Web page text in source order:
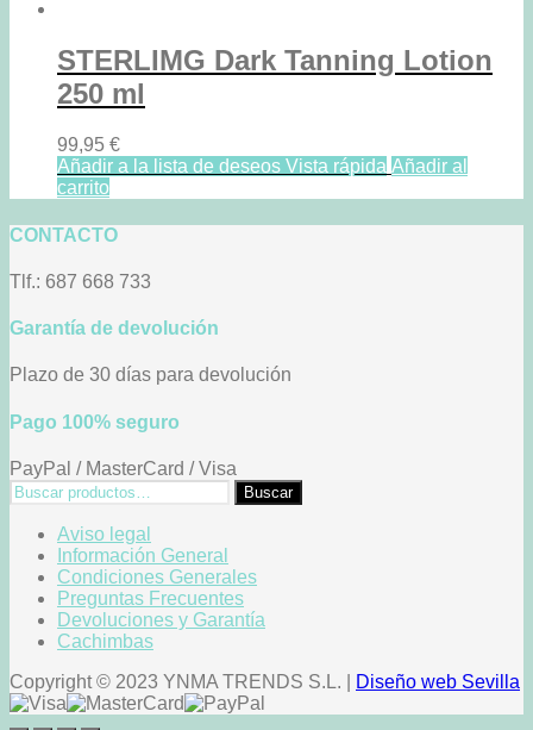
STERLIMG Dark Tanning Lotion
250 ml
99,95 €
Añadir a la lista de deseos Vista rápida Añadir al
carrito
CONTACTO
Tlf.: 687 668 733
Garantía de devolución
Plazo de 30 días para devolución
Pago 100% seguro
PayPal / MasterCard / Visa
Buscar
por:
Buscar
Aviso legal
Información General
Condiciones Generales
Preguntas Frecuentes
Devoluciones y Garantía
Cachimbas
Copyright © 2023 YNMA TRENDS S.L. |
Diseño web Sevilla